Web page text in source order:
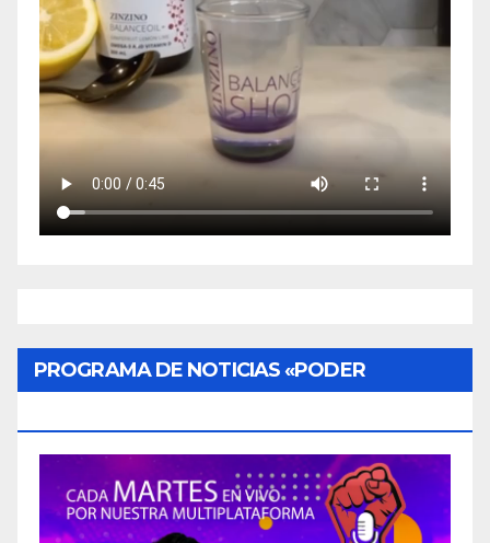
PROGRAMA DE NOTICIAS «PODER